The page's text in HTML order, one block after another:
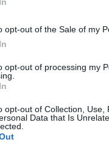
opt-out of the Sale of my
opt-out of processing my
opt-out of Collection,
Data that Is
alueella
epäiltyä
nuoria